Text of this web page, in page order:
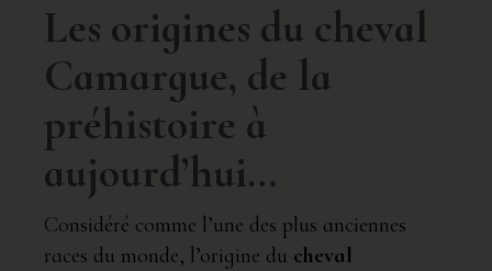
Les origines du cheval
Camargue, de la
préhistoire à
aujourd’hui…
Considéré comme l’une des plus anciennes
races du monde, l’origine du cheval